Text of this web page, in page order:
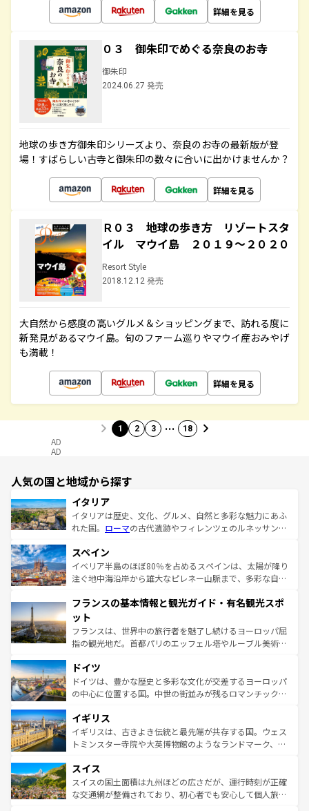
詳細を見る
０３ 御朱印でめぐる奈良のお寺
御朱印
2024.06.27 発売
地球の歩き方御朱印シリーズより、奈良のお寺の最新版が登
場！すばらしい古寺と御朱印の数々に合いに出かけませんか？
詳細を見る
Ｒ０３ 地球の歩き方 リゾートスタ
イル マウイ島 ２０１９～２０２０
Resort Style
2018.12.12 発売
大自然から感度の高いグルメ＆ショッピングまで、訪れる度に
新発見があるマウイ島。旬のファーム巡りやマウイ産おみやげ
も満載！
詳細を見る
1 2 3 … 18
AD
AD
人気の国と地域から探す
イタリア
イタリアは歴史、文化、グルメ、自然と多彩な魅力にあふ
れた国。 ローマの古代遺跡やフィレンツェのルネッサンス
ろん、トスカーナの美しい田園風景やアマルフィ海岸の絶
景など、自然景観も見逃せない。観光の合間には、本場の
ピザやパスタなど、絶品のイタリア料理を堪能することも
ませてくれるイタリアで、忘れられない旅をしてみよう！
なお、新着のイタリア情報は
しい。
スペイン
イベリア半島のほぼ80％を占めるスペインは、太陽が降り
注ぐ地中海沿岸から雄大なピレネー山脈まで、多彩な自然
文化が根付くこの国では、情熱的なフラメンコ、熱気あふ
れる闘牛、そして美味しいタパスが生活の一部となってい
る。首都マドリードの洗練された雰囲気や、バルセロナの
アートに溢れた街角から、地方では古代ローマ遺跡や中世
せる。地方によって風土や気候が異なるスペインはその個
性で訪れる人を魅了する。 なお、新着のスペイン情報は コ
ンテンツ一覧を参照してほしい。
フランスの基本情報と観光ガイド・有名観光スポ
ット
フランスは、世界中の旅行者を魅了し続けるヨーロッパ屈
指の観光地だ。首都パリのエッフェル塔やルーブル美術館
で、幅広い魅力が詰まっている。華麗な宮殿、歴史的な大
聖堂、美しいビーチ、そして豊かな自然が、訪れる者を心
から魅了する。また、フランスは美食の国としても知ら
いる。シャンパンの発祥地であるランス、プロヴァンスの
香り高いラベンダー畑など、多彩な楽しみ方が可能だ。さ
らに、パリ以外の地域にも魅力が溢れており、どの街角に
れる地方に足を運ぶとそれぞれで全く異なる文化を体験で
きるだろう。 なお、新着のフランス情報はコンテンツ一覧
を参照してほしい。
ドイツ
ドイツは、豊かな歴史と多彩な文化が交差するヨーロッパ
の中心に位置する国。中世の街並みが残るロマンチック街
顔を持つこの国は、どこを歩いても飽きることがない。ベ
ルリンの文化的活気、バイエルン州のアルプスの絶景、そ
してライン川沿いのワイン畑といった風景は必見。ビール
は、お酒好きな人にはぜひ体験してほしい。 なお、新着の
ドイツ情報はコンテンツ一覧を参照してほしい。
イギリス
イギリスは、古きよき伝統と最先端が共存する国。ウェス
トミンスター寺院や大英博物館のようなランドマーク、歴
リアごとに異なる魅力がある。また、優雅なアフタヌーン
ティー、ビール好きにはたまらない英国パブ、サッカー観
戦など、本場だからこそできる体験も豊富。イギリスを旅
スイス
スイスの国土面積は九州ほどの広さだが、運行時刻が正確
な交通網が整備されており、初心者でも安心して個人旅行